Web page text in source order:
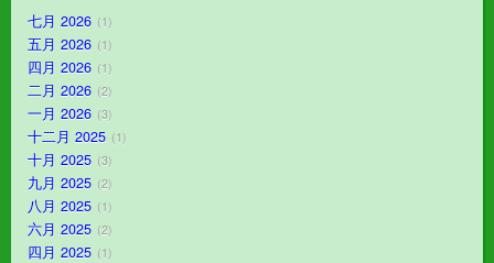
七月 2026 1
五月 2026 1
四月 2026 1
二月 2026 2
一月 2026 3
十二月 2025 1
十月 2025 3
九月 2025 2
八月 2025 1
六月 2025 2
四月 2025 1